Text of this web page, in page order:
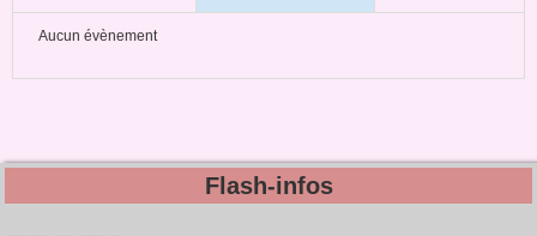
Aucun évènement
Flash-infos